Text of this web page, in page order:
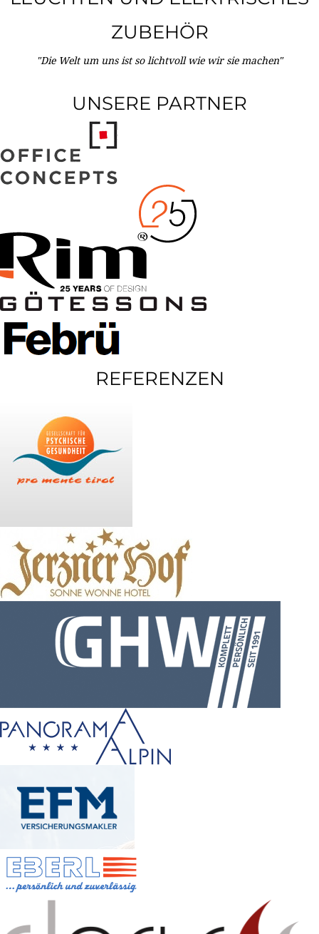
ZUBEHÖR
"Die Welt um uns ist so lichtvoll wie wir sie machen"
UNSERE PARTNER
REFERENZEN